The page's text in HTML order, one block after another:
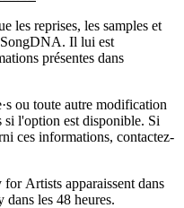
les reprises, les samples et
Il lui est
présentes dans
ou toute autre modification
l'option est disponible. Si
ces informations, contactez-
Artists apparaissent dans
les 48 heures.